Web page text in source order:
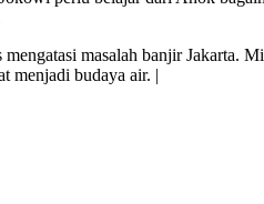
masalah banjir Jakarta.
menjadi budaya air. |